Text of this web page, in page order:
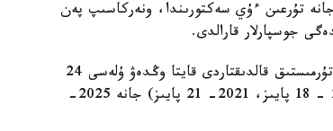
جانە تۇرعىن ءۇي سەكتورىندا، ونەركاسىپ پەن
جوسپارلار قارالدى.
بيىلعى جىلدىڭ ءۇشىنشى توقسانىندا رەسپۋبليكا بويىنشا قاتتى تۇرمىستىق قالدىقتاردى قايتا وڭدەۋ ۇلەسى 24
پايىز بولدى. بۇل كورسەتكىش جىل سايىن ارتىپ كەلەدى (2020 - 18 پايىز، 2021- 21 پايىز) جانە 2025-